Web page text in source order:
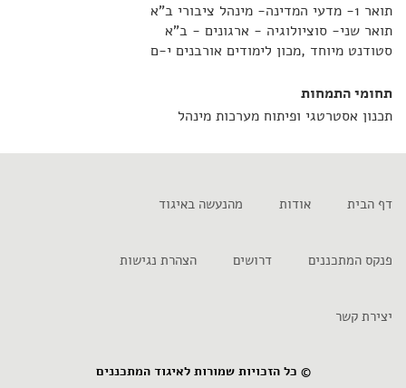
תואר 1- מדעי המדינה- מינהל ציבורי ב"א
תואר שני- סוציולוגיה - ארגונים - ב"א
סטודנט מיוחד ,מכון לימודים אורבנים י-ם
תחומי התמחות
תכנון אסטרטגי ופיתוח מערכות מינהל
דף הבית אודות מהנעשה באיגוד
פנקס המתכננים דרושים הצהרת נגישות
יצירת קשר
© כל הזכויות שמורות לאיגוד המתכננים